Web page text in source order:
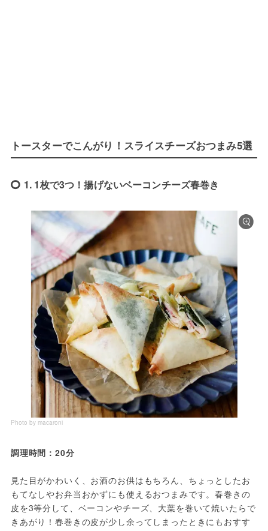
トースターでこんがり！スライスチーズおつまみ5選
1. 1枚で3つ！揚げないベーコンチーズ春巻き
Photo by macaroni
調理時間：20分
見た目がかわいく、お酒のお供はもちろん、ちょっとしたお
もてなしやお弁当おかずにも使えるおつまみです。春巻きの
皮を3等分して、ベーコンやチーズ、大葉を巻いて焼いたらで
きあがり！春巻きの皮が少し余ってしまったときにもおすす